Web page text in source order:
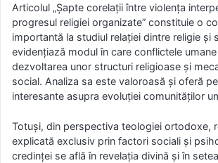
Articolul „Șapte corelații între violența
progresul religiei organizate” constituie o
importantă la studiul relației dintre religie și
evidențiază modul în care conflictele
dezvoltarea unor structuri religioase și
social. Analiza sa este valoroasă și oferă
interesante asupra evoluției comunităților
Totuși, din perspectiva teologiei ortodoxe,
explicată exclusiv prin factori sociali și
credinței se află în revelația divină și în